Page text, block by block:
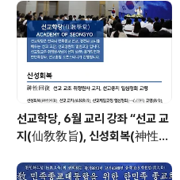
선교학당, 6월 교리 강좌 “선교 교
지(仙敎敎旨), 신성회복(神性回
열린학당